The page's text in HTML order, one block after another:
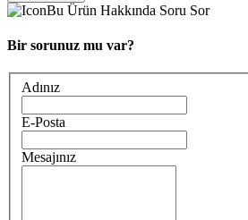
Bu Ürün Hakkında Soru Sor
Bir sorunuz mu var?
Adınız
E-Posta
Mesajınız